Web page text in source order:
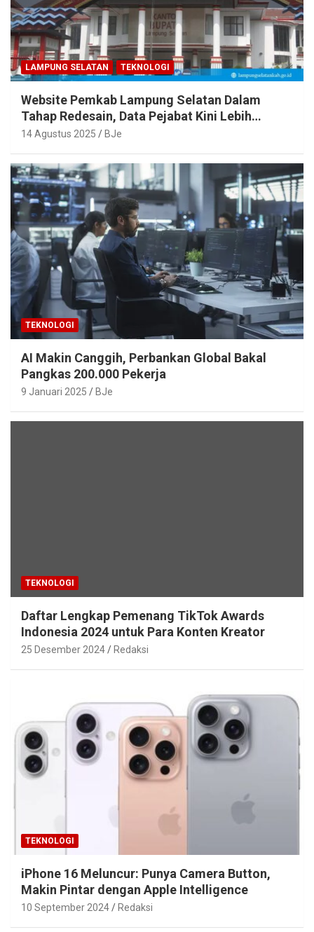
LAMPUNG SELATAN TEKNOLOGI
Website Pemkab Lampung Selatan Dalam
Tahap Redesain, Data Pejabat Kini Lebih
Mudah Diakses
14 Agustus 2025 BJe
TEKNOLOGI
AI Makin Canggih, Perbankan Global Bakal
Pangkas 200.000 Pekerja
9 Januari 2025 BJe
TEKNOLOGI
Daftar Lengkap Pemenang TikTok Awards
Indonesia 2024 untuk Para Konten Kreator
25 Desember 2024 Redaksi
TEKNOLOGI
iPhone 16 Meluncur: Punya Camera Button,
Makin Pintar dengan Apple Intelligence
10 September 2024 Redaksi